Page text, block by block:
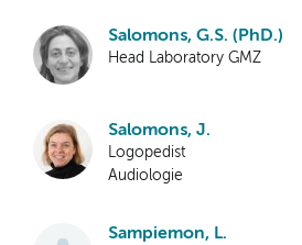
Salomons, G.S. (PhD.)
Head Laboratory GMZ
Salomons, J.
Logopedist
Audiologie
Sampiemon, L.